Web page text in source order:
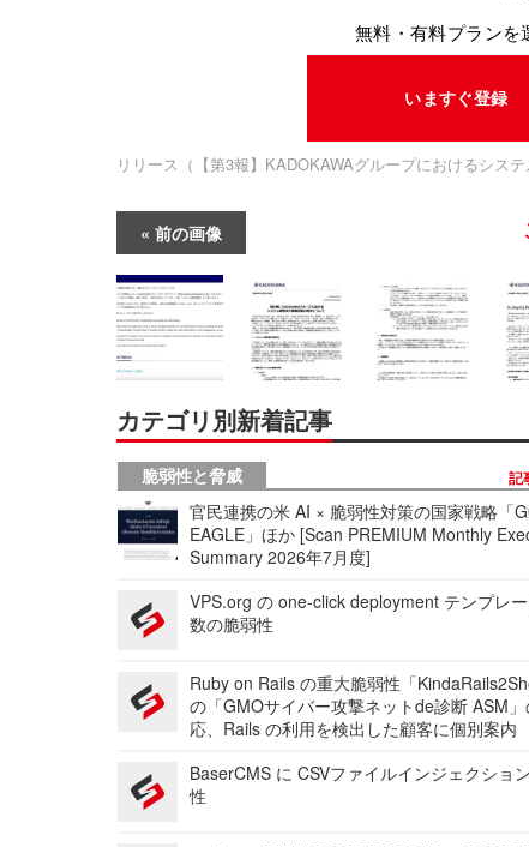
無料・有料プランを
いますぐ登録
リリース（【第3報】KADOKAWAグループにおけるシス
前の画像
カテゴリ別新着記事
脆弱性と脅威 記
官民連携の米 AI × 脆弱性対策の国家戦略「
EAGLE」ほか [Scan PREMIUM Monthly
Summary 2026年7月度]
VPS.org の one-click deployment テンプレ
数の脆弱性
Ruby on Rails の重大脆弱性「
の「GMOサイバー攻撃ネットde診断 ASM
応、Rails の利用を検出した顧客に個別案内
BaserCMS に CSVファイルインジェクショ
性